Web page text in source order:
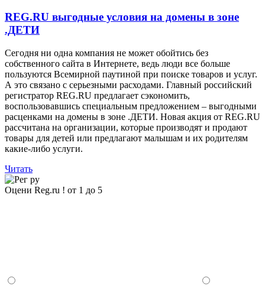
REG.RU выгодные условия на домены в зоне
.ДЕТИ
Сегодня ни одна компания не может обойтись без
собственного сайта в Интернете, ведь люди все больше
пользуются Всемирной паутиной при поиске товаров и услуг.
А это связано с серьезными расходами. Главный российский
регистратор REG.RU предлагает сэкономить,
воспользовавшись специальным предложением – выгодными
расценками на домены в зоне .ДЕТИ. Новая акция от REG.RU
рассчитана на организации, которые производят и продают
товары для детей или предлагают малышам и их родителям
какие-либо услуги.
Читать
Оцени Reg.ru ! от 1 до 5